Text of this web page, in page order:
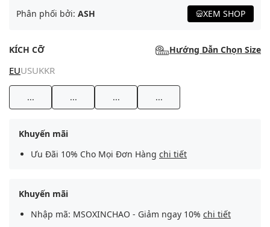
Phân phối bởi: ASH XEM SHOP
KÍCH CỠ Hướng Dẫn Chọn Size
EUUSUKKR
... ... ... ...
Khuyến mãi
Ưu Đãi 10% Cho Mọi Đơn Hàng chi tiết
Khuyến mãi
Nhập mã: MSOXINCHAO - Giảm ngay 10% chi tiết